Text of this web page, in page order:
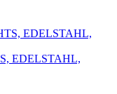
EDELSTAHL,